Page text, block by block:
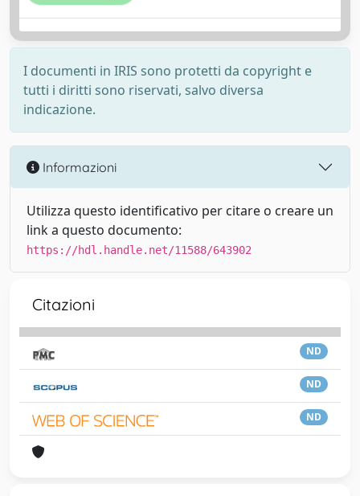
I documenti in IRIS sono protetti da copyright e
tutti i diritti sono riservati, salvo diversa
indicazione.
Informazioni
Utilizza questo identificativo per citare o creare un
link a questo documento:
https://hdl.handle.net/11588/643902
Citazioni
ND
ND
ND